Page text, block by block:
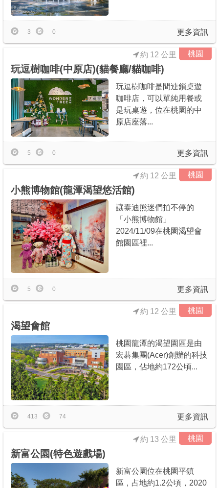
更多資訊
3 0
桃園
玩逗樹咖啡(中原店)(貓餐廳/貓咖啡)
約 12 公里
玩逗樹咖啡是間連鎖桌遊
咖啡店，可以單純用餐或
是玩桌遊，位在桃園的中
原店座落...
更多資訊
5 0
桃園
小熊博物館(龍潭渴望悠活館)
約 12 公里
讓泰迪熊迷們拍不停的
「小熊博物館」
2024/11/09在桃園渴望會
館園區裡...
更多資訊
5 0
桃園
渴望會館
約 12 公里
桃園龍潭的渴望園區是由
宏碁集團(Acer)創辦的科技
園區，佔地約172公頃...
更多資訊
413 74
桃園
新富公園(特色遊戲場)
約 13 公里
新富公園位在桃園平鎮
區，占地約1.2公頃，2020